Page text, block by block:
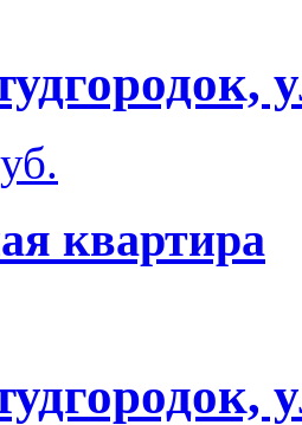
квартира